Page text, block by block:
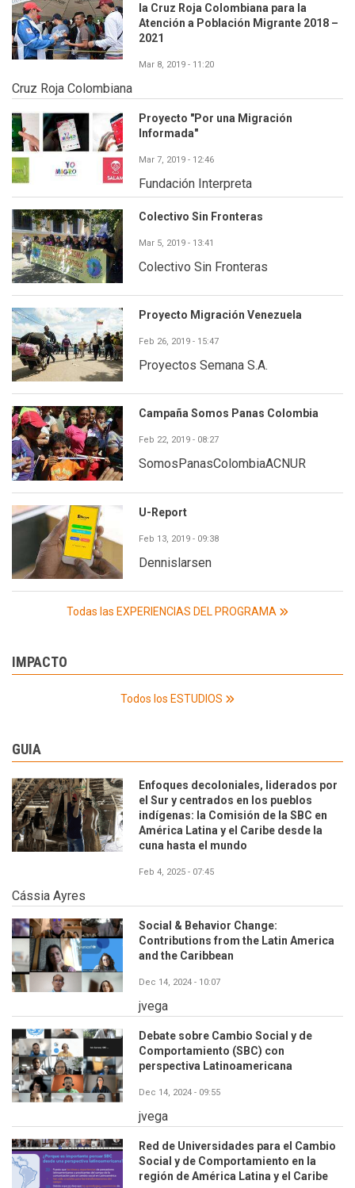
la Cruz Roja Colombiana para la
Atención a Población Migrante 2018 –
2021
Mar 8, 2019 - 11:20
Cruz Roja Colombiana
Proyecto "Por una Migración
Informada"
Mar 7, 2019 - 12:46
Fundación Interpreta
Colectivo Sin Fronteras
Mar 5, 2019 - 13:41
Colectivo Sin Fronteras
Proyecto Migración Venezuela
Feb 26, 2019 - 15:47
Proyectos Semana S.A.
Campaña Somos Panas Colombia
Feb 22, 2019 - 08:27
SomosPanasColombiaACNUR
U-Report
Feb 13, 2019 - 09:38
Dennislarsen
Todas las EXPERIENCIAS DEL PROGRAMA
IMPACTO
Todos los ESTUDIOS
GUIA
Enfoques decoloniales, liderados por
el Sur y centrados en los pueblos
indígenas: la Comisión de la SBC en
América Latina y el Caribe desde la
cuna hasta el mundo
Feb 4, 2025 - 07:45
Cássia Ayres
Social & Behavior Change:
Contributions from the Latin America
and the Caribbean
Dec 14, 2024 - 10:07
jvega
Debate sobre Cambio Social y de
Comportamiento (SBC) con
perspectiva Latinoamericana
Dec 14, 2024 - 09:55
jvega
Red de Universidades para el Cambio
Social y de Comportamiento en la
región de América Latina y el Caribe